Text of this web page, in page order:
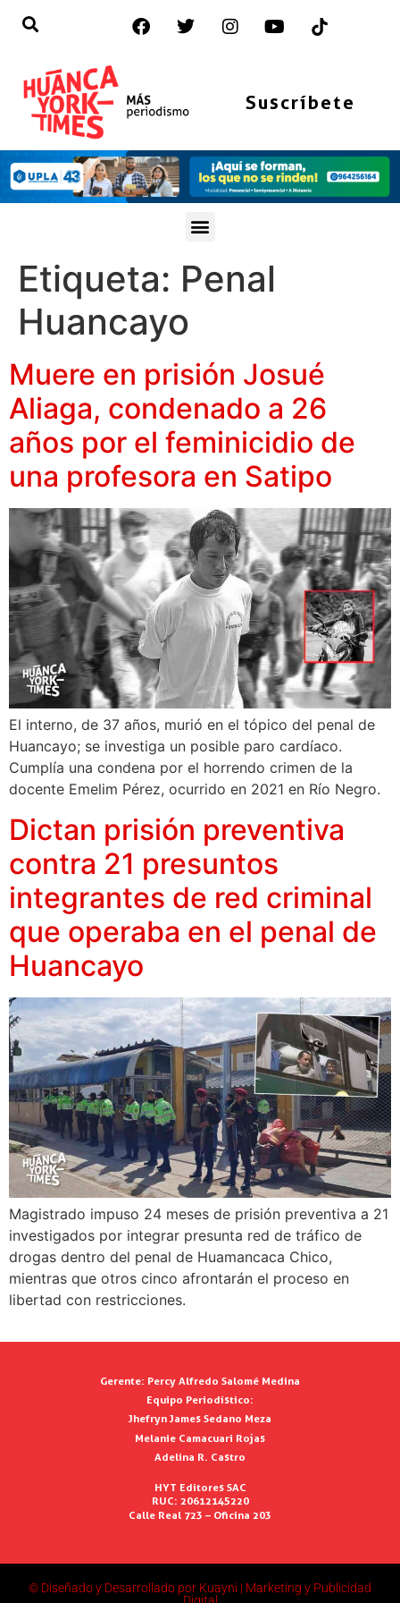
Suscríbete
Etiqueta: Penal
Huancayo
Muere en prisión Josué
Aliaga, condenado a 26
años por el feminicidio de
una profesora en Satipo
El interno, de 37 años, murió en el tópico del penal de
Huancayo; se investiga un posible paro cardíaco.
Cumplía una condena por el horrendo crimen de la
docente Emelim Pérez, ocurrido en 2021 en Río Negro.
Dictan prisión preventiva
contra 21 presuntos
integrantes de red criminal
que operaba en el penal de
Huancayo
Magistrado impuso 24 meses de prisión preventiva a 21
investigados por integrar presunta red de tráfico de
drogas dentro del penal de Huamancaca Chico,
mientras que otros cinco afrontarán el proceso en
libertad con restricciones.
Gerente: Percy Alfredo Salomé Medina
Equipo Periodístico:
Jhefryn James Sedano Meza
Melanie Camacuari Rojas
Adelina R. Castro
HYT Editores SAC
RUC: 20612145220
Calle Real 723 – Oficina 203
© Diseñado y Desarrollado por Kuayni | Marketing y Publicidad